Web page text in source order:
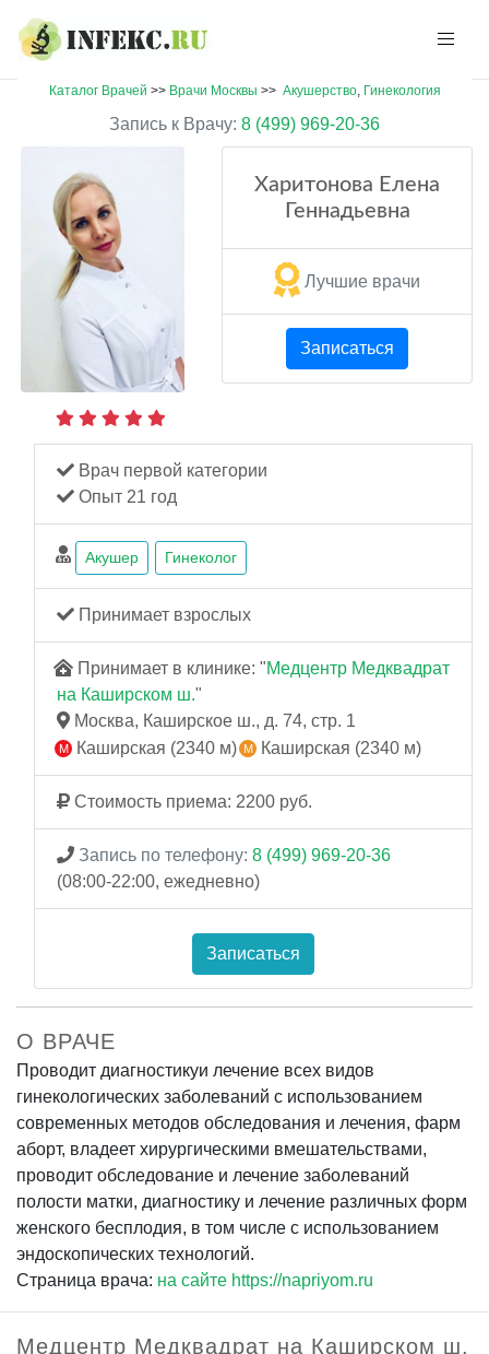
Каталог Врачей >> Врачи Москвы >> Акушерство, Гинекология
Запись к Врачу: 8 (499) 969-20-36
Харитонова Елена
Геннадьевна
Лучшие врачи
Записаться
Врач первой категории
Опыт 21 год
Акушер Гинеколог
Принимает взрослых
Принимает в клинике: "Медцентр Медквадрат
на Каширском ш."
Москва, Каширское ш., д. 74, стр. 1
Каширская (2340 м)
Каширская (2340 м)
Стоимость приема: 2200 руб.
Запись по телефону: 8 (499) 969-20-36
(08:00-22:00, ежедневно)
Записаться
О ВРАЧЕ
Проводит диагностикуи лечение всех видов
гинекологических заболеваний с использованием
современных методов обследования и лечения, фарм
аборт, владеет хирургическими вмешательствами,
проводит обследование и лечение заболеваний
полости матки, диагностику и лечение различных форм
женского бесплодия, в том числе с использованием
эндоскопических технологий.
Страница врача: на сайте https://napriyom.ru
Медцентр Медквадрат на Каширском ш.